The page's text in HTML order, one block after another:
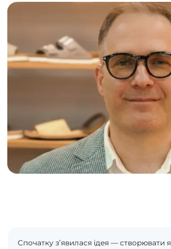
Спочатку з’явилася ідея — створювати